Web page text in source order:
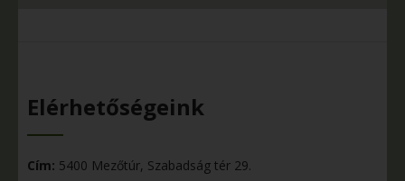
Elérhetőségeink
Cím: 5400 Mezőtúr, Szabadság tér 29.